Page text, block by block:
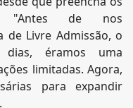
"Antes de nos
de Livre Admissão, o
éramos uma
limitadas. Agora,
para expandir